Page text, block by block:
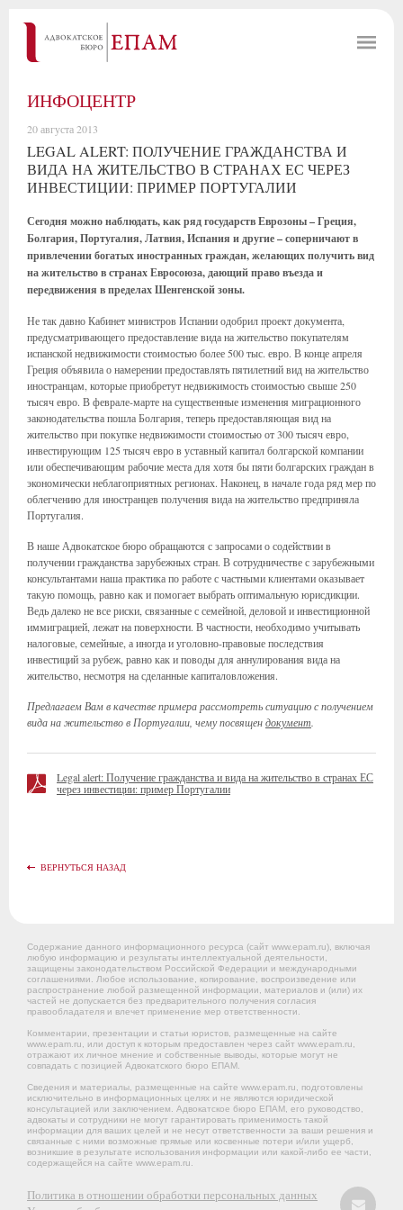
ИНФОЦЕНТР
20 августа 2013
LEGAL ALERT: ПОЛУЧЕНИЕ ГРАЖДАНСТВА И
ВИДА НА ЖИТЕЛЬСТВО В СТРАНАХ ЕС ЧЕРЕЗ
ИНВЕСТИЦИИ: ПРИМЕР ПОРТУГАЛИИ
Сегодня можно наблюдать, как ряд государств Еврозоны – Греция,
Болгария, Португалия, Латвия, Испания и другие – соперничают в
привлечении богатых иностранных граждан, желающих получить вид
на жительство в странах Евросоюза, дающий право въезда и
передвижения в пределах Шенгенской зоны.
Не так давно Кабинет министров Испании одобрил проект документа,
предусматривающего предоставление вида на жительство покупателям
испанской недвижимости стоимостью более 500 тыс. евро. В конце апреля
Греция объявила о намерении предоставлять пятилетний вид на жительство
иностранцам, которые приобретут недвижимость стоимостью свыше 250
тысяч евро. В феврале-марте на существенные изменения миграционного
законодательства пошла Болгария, теперь предоставляющая вид на
жительство при покупке недвижимости стоимостью от 300 тысяч евро,
инвестирующим 125 тысяч евро в уставный капитал болгарской компании
или обеспечивающим рабочие места для хотя бы пяти болгарских граждан в
экономически неблагоприятных регионах. Наконец, в начале года ряд мер по
облегчению для иностранцев получения вида на жительство предприняла
Португалия.
В наше Адвокатское бюро обращаются с запросами о содействии в
получении гражданства зарубежных стран. В сотрудничестве с зарубежными
консультантами наша практика по работе с частными клиентами оказывает
такую помощь, равно как и помогает выбрать оптимальную юрисдикции.
Ведь далеко не все риски, связанные с семейной, деловой и инвестиционной
иммиграцией, лежат на поверхности. В частности, необходимо учитывать
налоговые, семейные, а иногда и уголовно-правовые последствия
инвестиций за рубеж, равно как и поводы для аннулирования вида на
жительство, несмотря на сделанные капиталовложения.
Предлагаем Вам в качестве примера рассмотреть ситуацию с получением
вида на жительство в Португалии, чему посвящендокумент
Legal alert: Получение гражданства и вида на жительство в странах ЕС
через инвестиции: пример Португалии
ВЕРНУТЬСЯ НАЗАД
Содержание данного информационного ресурса (сайт www.epam.ru), включая
любую информацию и результаты интеллектуальной деятельности,
защищены законодательством Российской Федерации и международными
соглашениями. Любое использование, копирование, воспроизведение или
распространение любой размещенной информации, материалов и (или) их
частей не допускается без предварительного получения согласия
правообладателя и влечет применение мер ответственности.
Комментарии, презентации и статьи юристов, размещенные на сайте
www.epam.ru, или доступ к которым предоставлен через сайт www.epam.ru,
отражают их личное мнение и собственные выводы, которые могут не
совпадать с позицией Адвокатского бюро ЕПАМ.
Сведения и материалы, размещенные на сайте www.epam.ru, подготовлены
исключительно в информационных целях и не являются юридической
консультацией или заключением. Адвокатское бюро ЕПАМ, его руководство,
адвокаты и сотрудники не могут гарантировать применимость такой
информации для ваших целей и не несут ответственности за ваши решения и
связанные с ними возможные прямые или косвенные потери и/или ущерб,
возникшие в результате использования информации или какой-либо ее части,
содержащейся на сайте www.epam.ru.
Политика в отношении обработки персональных данных